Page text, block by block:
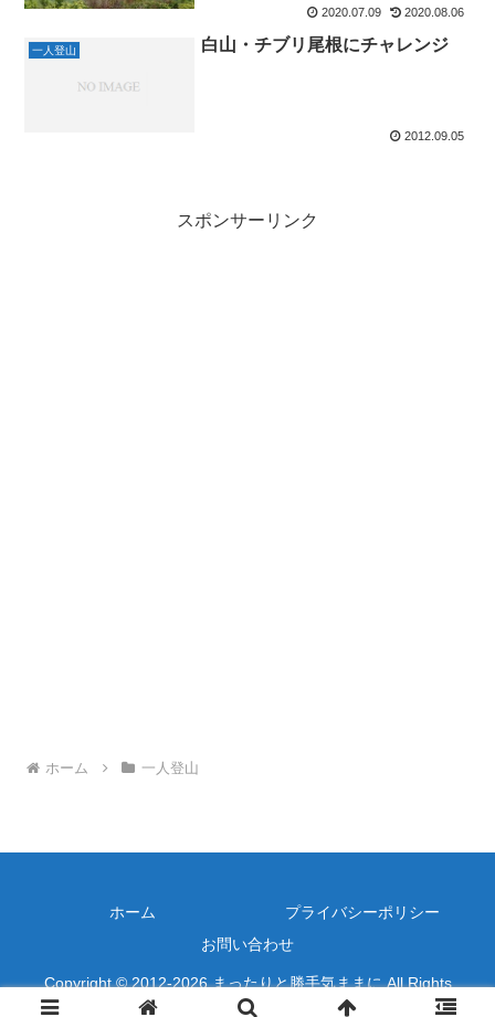
2020.07.09 2020.08.06
一人登山 白山・チブリ尾根にチャレンジ
2012.09.05
スポンサーリンク
ホーム 一人登山
ホーム
プライバシーポリシー
お問い合わせ
Copyright © 2012-2026 まったりと勝手気ままに All Rights
Reserved.